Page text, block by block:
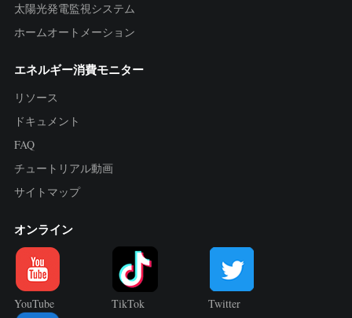
太陽光発電監視システム
ホームオートメーション
エネルギー消費モニター
リソース
ドキュメント
FAQ
チュートリアル動画
サイトマップ
オンライン
YouTube TikTok Twitter